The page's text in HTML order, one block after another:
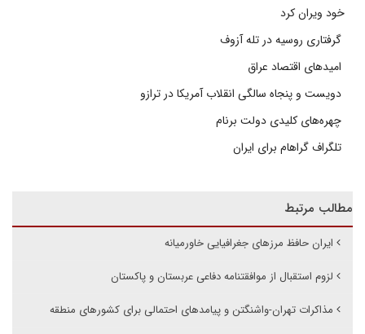
خود ویران کرد
گرفتاری روسیه در تله آزوف
امیدهای اقتصاد عراق
دویست و پنجاه سالگی انقلاب آمریکا در ترازو
چهره‌های کلیدی دولت برنام
تلگراف گراهام برای ایران
مطالب مرتبط
ایران حافظ مرزهای جغرافیایی خاورمیانه
لزوم استقبال از موافقتنامه دفاعی عربستان و پاکستان
مذاکرات تهران-واشنگتن و پیامدهای احتمالی برای کشورهای منطقه